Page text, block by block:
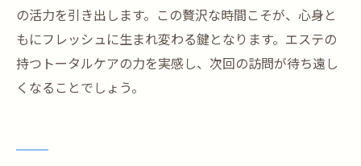
の活力を引き出します。この贅沢な時間こそが、心身と
もにフレッシュに生まれ変わる鍵となります。エステの
持つトータルケアの力を実感し、次回の訪問が待ち遠し
くなることでしょう。